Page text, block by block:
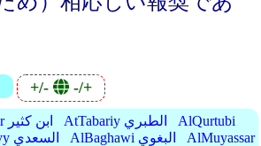
+/- -/+
IbnKathir ابن كثير AtTabariy الطبري
AlQurtubi
AsSaadiyy السعدي AlBaghawi البغوي
AlMuyassar